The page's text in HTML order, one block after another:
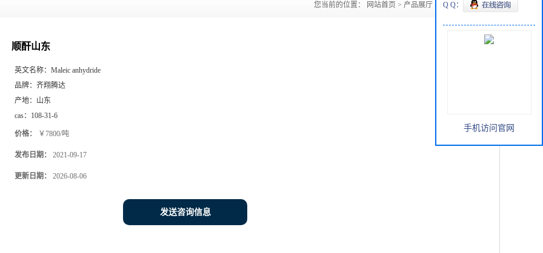
您当前的位置： 网站首页 > 产品展厅 > 顺酐山东
顺酐山东
英文名称： Maleic anhydride
品牌： 齐翔腾达
产地： 山东
cas： 108-31-6
价格： ￥7800/吨
发布日期： 2021-09-17
更新日期： 2026-08-06
发送咨询信息
Q Q：
手机访问官网